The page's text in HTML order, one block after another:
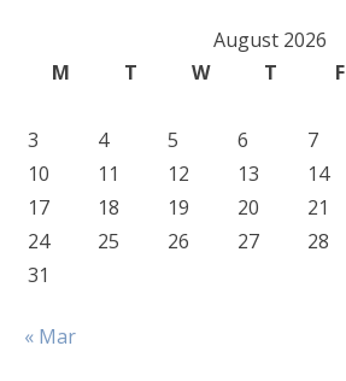
August 2026
M
T W T F
3
4 5 6 7
10
11 12 13 14
17
18 19 20 21
24
25 26 27 28
31
« Mar